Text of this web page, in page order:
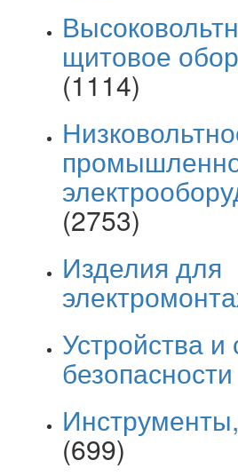
щитовое
(1114)
(2753)
Изделия для
Устройства и
безопасности
(699)